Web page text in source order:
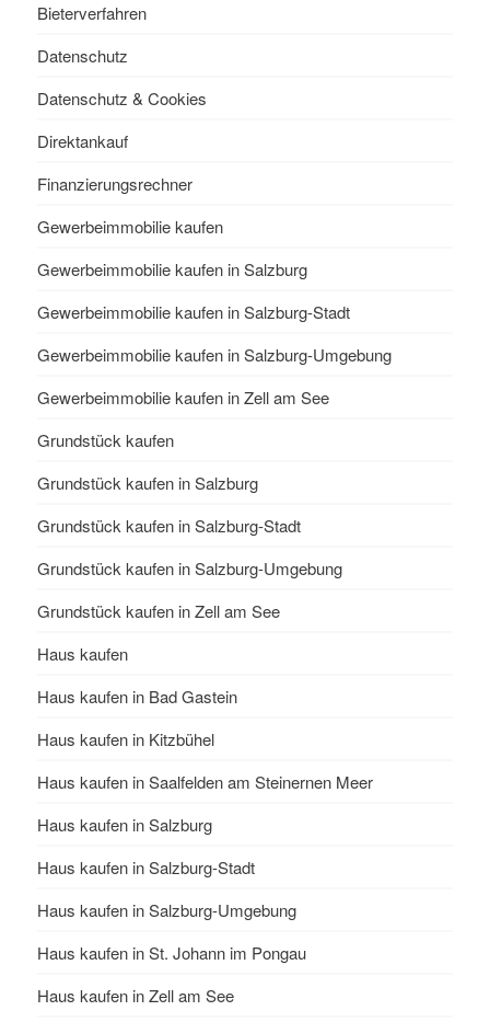
Bieterverfahren
Datenschutz
Datenschutz & Cookies
Direktankauf
Finanzierungsrechner
Gewerbeimmobilie kaufen
Gewerbeimmobilie kaufen in Salzburg
Gewerbeimmobilie kaufen in Salzburg-Stadt
Gewerbeimmobilie kaufen in Salzburg-Umgebung
Gewerbeimmobilie kaufen in Zell am See
Grundstück kaufen
Grundstück kaufen in Salzburg
Grundstück kaufen in Salzburg-Stadt
Grundstück kaufen in Salzburg-Umgebung
Grundstück kaufen in Zell am See
Haus kaufen
Haus kaufen in Bad Gastein
Haus kaufen in Kitzbühel
Haus kaufen in Saalfelden am Steinernen Meer
Haus kaufen in Salzburg
Haus kaufen in Salzburg-Stadt
Haus kaufen in Salzburg-Umgebung
Haus kaufen in St. Johann im Pongau
Haus kaufen in Zell am See